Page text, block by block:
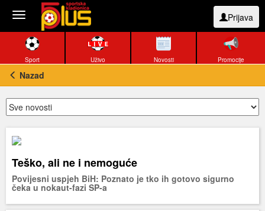
Toggle
navigation
Prijava
Sport Uživo Novosti Promocije
Nazad
Teško, ali ne i nemoguće
Povijesni uspjeh BiH: Poznato je tko ih gotovo sigurno
čeka u nokaut-fazi SP-a